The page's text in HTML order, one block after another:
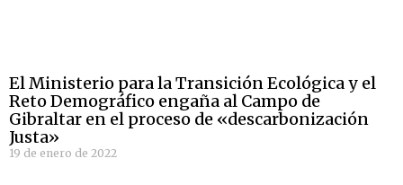
El Ministerio para la Transición Ecológica y el
Reto Demográfico engaña al Campo de
Gibraltar en el proceso de «descarbonización
Justa»
19 de enero de 2022